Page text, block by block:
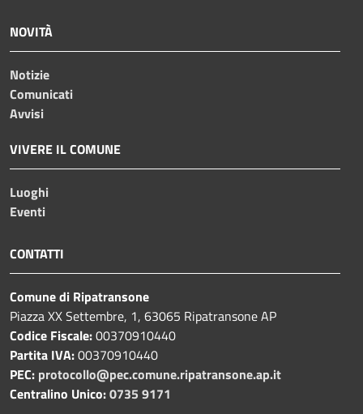
NOVITÀ
Notizie
Comunicati
Avvisi
VIVERE IL COMUNE
Luoghi
Eventi
CONTATTI
Comune di Ripatransone
Piazza XX Settembre, 1, 63065 Ripatransone AP
Codice Fiscale:00370910440
Partita IVA:00370910440
PEC: protocollo@pec.comune.ripatransone.ap.it
Centralino Unico:0735 9171